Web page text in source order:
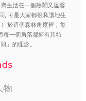
生活在一個熱鬧又溫馨
, 可是大家都很和諧地生
於這個森林角度裡，每
每一個角落都擁有其特
」的理念。
物